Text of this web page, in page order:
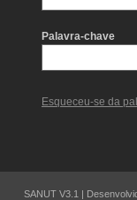
Palavra-chave
Esqueceu-se da
SANUT V3.1 |